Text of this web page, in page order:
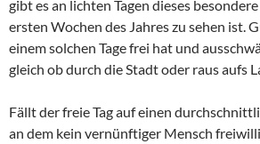
gibt es an lichten Tagen dieses
ersten Wochen des Jahres zu sehen ist.
einem solchen Tage frei hat und
gleich ob durch die Stadt oder raus aufs
Fällt der freie Tag auf einen
an dem kein vernünftiger Mensch